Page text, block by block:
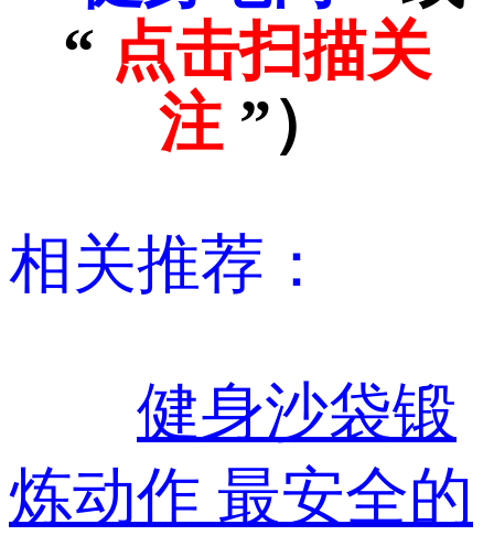
“ 点击扫描关
注 ”）
相关推荐：
健身沙袋锻
炼动作 最安全的